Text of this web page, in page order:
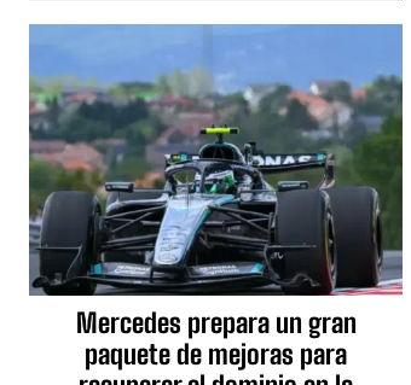
Mercedes prepara un gran
paquete de mejoras para